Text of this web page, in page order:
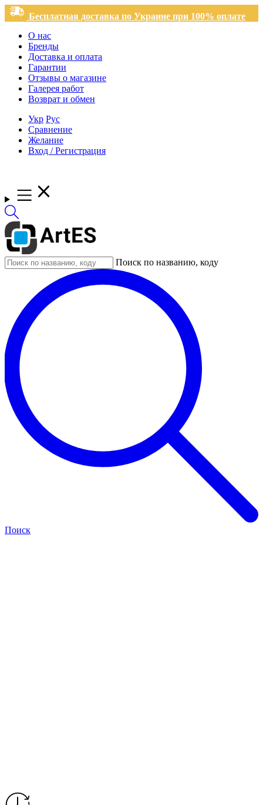
Бесплатная доставка по Украине при 100% оплате
О нас
Бренды
Доставка и оплата
Гарантии
Отзывы о магазине
Галерея работ
Возврат и обмен
Укр Рус
Сравнение
Желание
Вход / Регистрация
Поиск по названию, коду
Поиск